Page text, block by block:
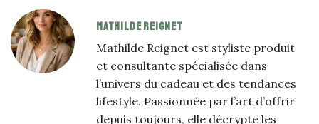
MATHILDE REIGNET
Mathilde Reignet est styliste produit
et consultante spécialisée dans
l’univers du cadeau et des tendances
lifestyle. Passionnée par l’art d’offrir
depuis toujours, elle décrypte les